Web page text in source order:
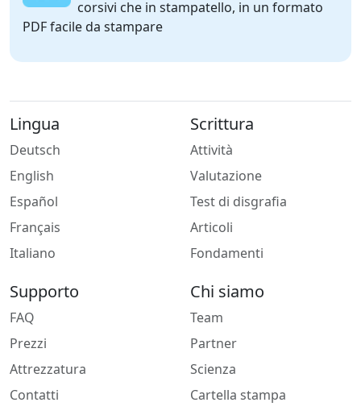
corsivi che in stampatello, in un formato
PDF facile da stampare
Lingua
Deutsch
English
Español
Français
Italiano
Scrittura
Attività
Valutazione
Test di disgrafia
Articoli
Fondamenti
Supporto
FAQ
Prezzi
Attrezzatura
Contatti
Chi siamo
Team
Partner
Scienza
Cartella stampa